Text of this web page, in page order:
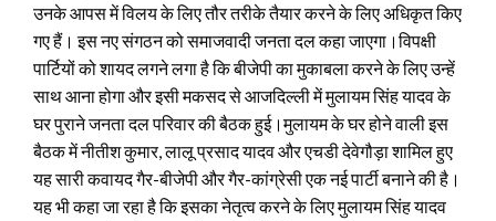
उनके आपस में विलय के लिए तौर तरीके तैयार करने के लिए अधिकृत किए
गए हैं। इस नए संगठन को समाजवादी जनता दल कहा जाएगा।विपक्षी
पार्टियों को शायद लगने लगा है कि बीजेपी का मुकाबला करने के लिए उन्हें
साथ आना होगा और इसी मकसद से आजदिल्ली में मुलायम सिंह यादव के
घर पुराने जनता दल परिवार की बैठक हुई।मुलायम के घर होने वाली इस
बैठक में नीतीश कुमार, लालू प्रसाद यादव और एचडी देवेगौड़ा शामिल हुए
यह सारी कवायद गैर-बीजेपी और गैर-कांग्रेसी एक नई पार्टी बनाने की है।
यह भी कहा जा रहा है कि इसका नेतृत्व करने के लिए मुलायम सिंह यादव